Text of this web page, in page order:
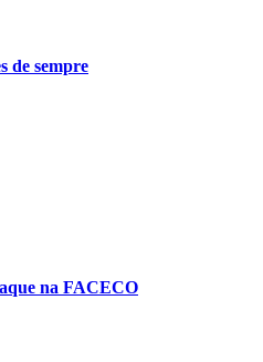
de sempre
na FACECO